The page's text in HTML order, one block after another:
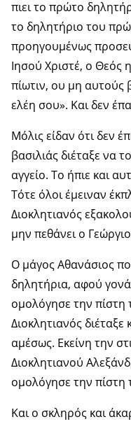
πιει το πρώτο
το δηλητήριο του
προηγουμένως
Ιησού Χριστέ, ο Θεός
πίωτιν, ου μη
ελέη σου». Και δεν
Μόλις είδαν ότι δεν
βασιλιάς διέταξε να
αγγείο. Το ήπιε και
Τότε όλοι έμειναν
Διοκλητιανός
μην πεθάνει ο
Ο μάγος Αθανάσιος
δηλητήρια, αφού
ομολόγησε την πίστη
Διοκλητιανός
αμέσως. Εκείνη την
Διοκλητιανού
ομολόγησε την πίστη
Και ο σκληρός και